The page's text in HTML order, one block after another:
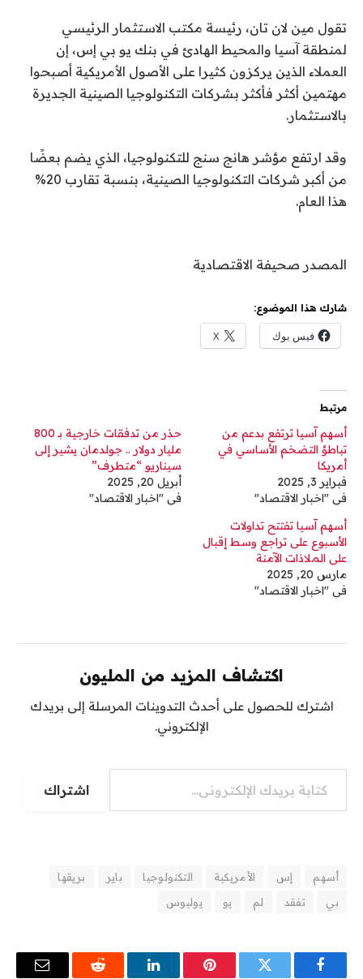
تقول مين لان تان، رئيسة مكتب الاستثمار الرئيسي
لمنطقة آسيا والمحيط الهادئ في بنك يو بي إس، إن
العملاء الذين يركزون كثيرا على الأصول الأمريكية أصبحوا
مهتمين أكثر فأكثر بشركات التكنولوجيا الصينية الجديرة
بالاستثمار.
وقد ارتفع مؤشر هانج سنج للتكنولوجيا، الذي يضم بعضًا
من أكبر شركات التكنولوجيا الصينية، بنسبة تقارب 20%
هذا العام.
المصدر صحيفة الاقتصادية
شارك هذا الموضوع:
فيس بوك X
مرتبط
أسهم آسيا ترتفع بدعم من
تباطؤ التضخم الأساسي في
أمريكا
فبراير 3, 2025
في "اخبار الاقتصاد"
حذر من تدفقات خارجية بـ 800
مليار دولار .. جولدمان يشير إلى
سيناريو “متطرف”
أبريل 20, 2025
في "اخبار الاقتصاد"
أسهم آسيا تفتتح تداولات
الأسبوع على تراجع وسط إقبال
على الملاذات الآمنة
مارس 20, 2025
في "اخبار الاقتصاد"
اكتشاف المزيد من المليون
اشترك للحصول على أحدث التدوينات المرسلة إلى بريدك
الإلكتروني.
كتابة بريدك الإلكتروني...
اشتراك
أسهم إس الأمريكية التكنولوجيا باير
بريقها
بي
تفقد لم يو يوليوس